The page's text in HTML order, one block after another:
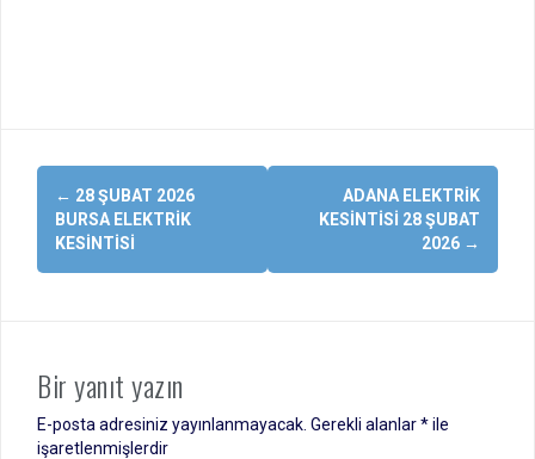
Yazı
dolaşımı
← 28 ŞUBAT 2026
BURSA ELEKTRIK
KESINTISI
ADANA ELEKTRIK
KESINTISI 28 ŞUBAT
2026 →
Bir yanıt yazın
E-posta adresiniz yayınlanmayacak. Gerekli alanlar*ile
işaretlenmişlerdir